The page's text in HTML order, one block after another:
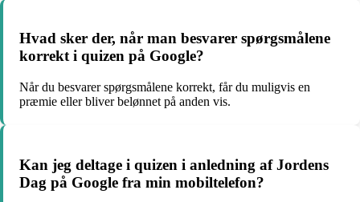
Hvad sker der, når man besvarer spørgsmålene
korrekt i quizen på Google?
Når du besvarer spørgsmålene korrekt, får du muligvis en
præmie eller bliver belønnet på anden vis.
Kan jeg deltage i quizen i anledning af Jordens
Dag på Google fra min mobiltelefon?